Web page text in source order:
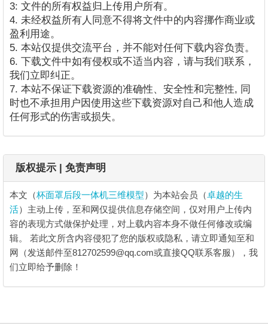
3: 文件的所有权益归上传用户所有。
4. 未经权益所有人同意不得将文件中的内容挪作商业或
盈利用途。
5. 本站仅提供交流平台，并不能对任何下载内容负责。
6. 下载文件中如有侵权或不适当内容，请与我们联系，
我们立即纠正。
7. 本站不保证下载资源的准确性、安全性和完整性, 同
时也不承担用户因使用这些下载资源对自己和他人造成
任何形式的伤害或损失。
版权提示 | 免责声明
本文（杯面罩后段一体机三维模型）为本站会员（卓越的生
活）主动上传，至和网仅提供信息存储空间，仅对用户上传内
容的表现方式做保护处理，对上载内容本身不做任何修改或编
辑。 若此文所含内容侵犯了您的版权或隐私，请立即通知至和
网（发送邮件至812702599@qq.com或直接QQ联系客服），我
们立即给予删除！